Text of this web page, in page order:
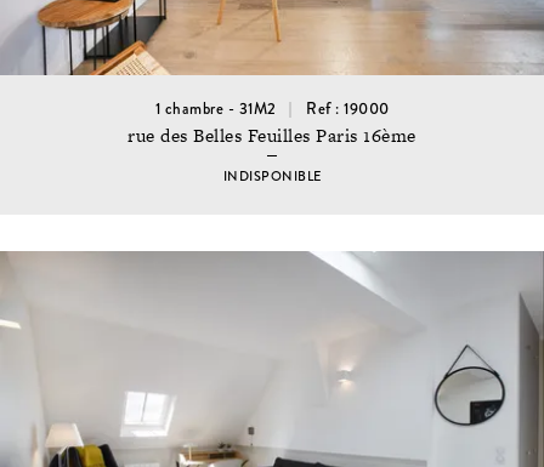
1 chambre - 31M2 Ref : 19000
rue des Belles Feuilles Paris 16ème
INDISPONIBLE